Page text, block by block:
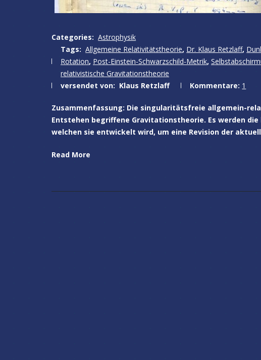
Categories: Astrophysik
Tags: Allgemeine Relativitätstheorie, Dr. Klaus Retzlaff,
Rotation, Post-Einstein-Schwarzschild-Metrik,
relativistische Gravitationstheorie
versendet von: Klaus Retzlaff Kommentare: 1
Zusammenfassung: Die singularitätsfreie allgemein-
Entstehen begriffene Gravitationstheorie. Es werden
welchen sie entwickelt wird, um eine Revision der
Read More